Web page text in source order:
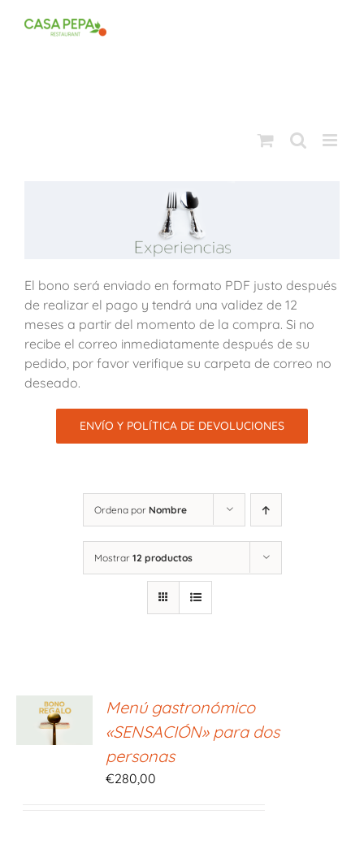
El bono será enviado en formato PDF justo después
de realizar el pago y tendrá una validez de 12
meses a partir del momento de la compra. Si no
recibe el correo inmediatamente después de su
pedido, por favor verifique su carpeta de correo no
deseado.
ENVÍO Y POLÍTICA DE DEVOLUCIONES
Ordena por Nombre
Mostrar 12 productos
Menú gastronómico
«SENSACIÓN» para dos
personas
€280,00